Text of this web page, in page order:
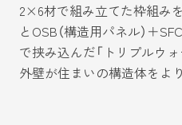
2×6材で組み立てた枠組み
とOSB（構造用パネル）＋
で挟み込んだ「トリプルウ
外壁が住まいの構造体をよ